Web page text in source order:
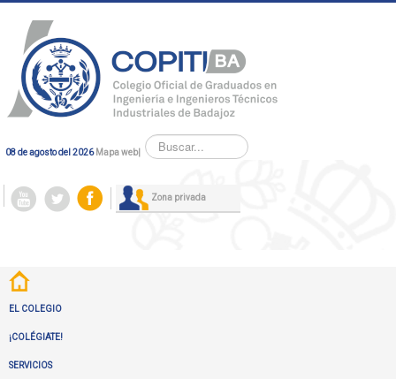
08 de agosto del 2026 Mapa web|
Buscar...
Zona privada
EL COLEGIO
¡COLÉGIATE!
SERVICIOS